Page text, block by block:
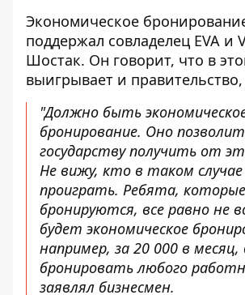
Экономическое
поддержал совладелец EVA и
Шостак. Он говорит, что в
выигрывает и
"Должно быть
бронирование. Оно позволит
государству получить от
Не вижу, кто в таком
проиграть. Ребята, которые
бронируются, все равно не
будет экономическое
например, за 20 000 в
бронировать любого
заявлял бизнесмен.